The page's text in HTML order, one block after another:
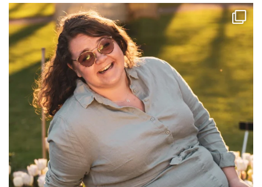
linliving
Jul 13